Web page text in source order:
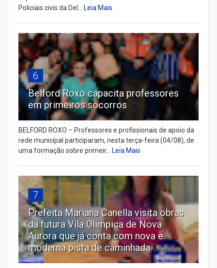
Policiais civis da Del...
Leia Mais
6
Belford Roxo capacita professores
em primeiros socorros
BELFORD ROXO – Professores e profissionais de apoio da
rede municipal participaram, nesta terça-feira (04/08), de
uma formação sobre primeir...
Leia Mais
7
Prefeita Mariana Canella visita obras
da futura Vila Olímpica de Nova
Aurora que já conta com nova e
moderna pista de caminhada